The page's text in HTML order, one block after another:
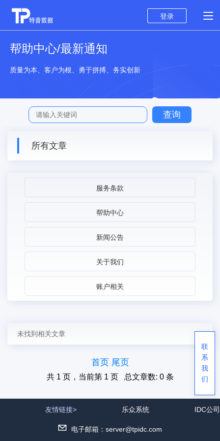
登录
帮助中心/最新通知
质量为本、客户为根、勇于拼搏、务实创新
所有文章
服务条款
帮助中心
新闻公告
关于我们
账户相关
未找到相关文章
首页 尾页
共 1 页，当前第 1 页 总文章数: 0 条
友情链接> 乐众系统 IDC公司
电子邮箱：server@tpidc.com
联
系
我
们